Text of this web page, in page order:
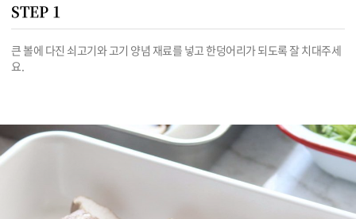
STEP 1
큰 볼에 다진 쇠고기와 고기 양념 재료를 넣고 한덩어리가 되도록 잘 치대주세
요.